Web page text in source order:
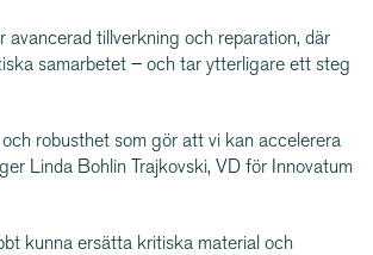
tillverkning och reparation, där
samarbetet – och tar ytterligare ett steg
robusthet som gör att vi kan accelerera
Linda Bohlin Trajkovski, VD för Innovatum
kunna ersätta kritiska material och